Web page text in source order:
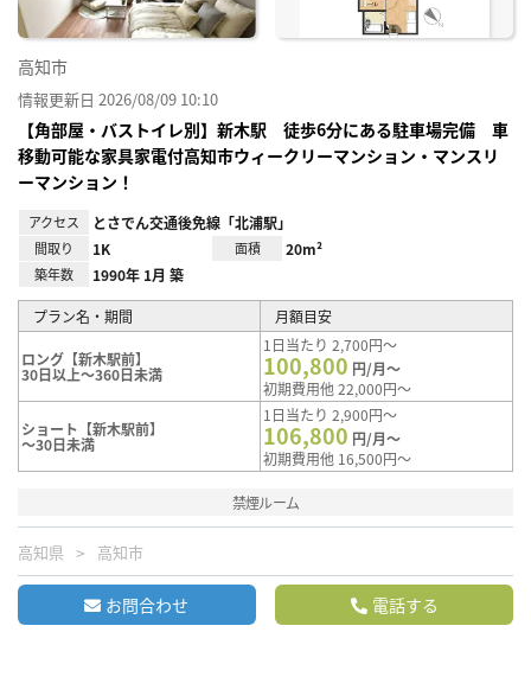
高知市
情報更新日 2026/08/09 10:10
【角部屋・バストイレ別】新木駅 徒歩6分にある駐車場完備 車
移動可能な家具家電付高知市ウィークリーマンション・マンスリ
ーマンション！
アクセス とさでん交通後免線「北浦駅」
間取り 1K 面積 20m²
築年数 1990年 1月 築
プラン名・期間 月額目安
ロング【新木駅前】
30日以上～360日未満
1日当たり 2,700円～
100,800 円/月～
初期費用他 22,000円～
ショート【新木駅前】
～30日未満
1日当たり 2,900円～
106,800 円/月～
初期費用他 16,500円～
禁煙ルーム
高知県 高知市
お問合わせ 電話する